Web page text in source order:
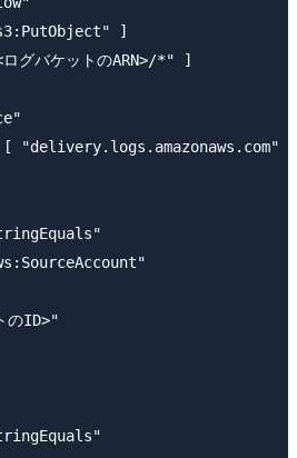
]
グバケットのARN>/*" ]
"delivery.logs.amazonaws.com" ]
のID>"